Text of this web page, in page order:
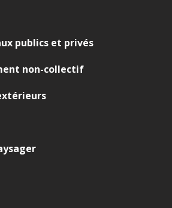
publics et privés
non-collectif